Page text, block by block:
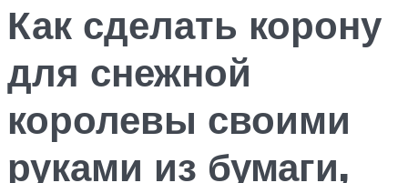
Как сделать корону
для снежной
королевы своими
руками из бумаги,